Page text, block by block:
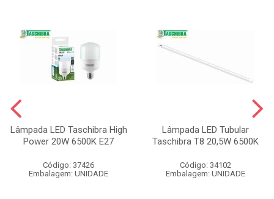
Lâmpada LED Taschibra High
Power 20W 6500K E27
Código: 37426
Embalagem: UNIDADE
Lâmpada LED Tubular
Taschibra T8 20,5W 6500K
Código: 34102
Embalagem: UNIDADE